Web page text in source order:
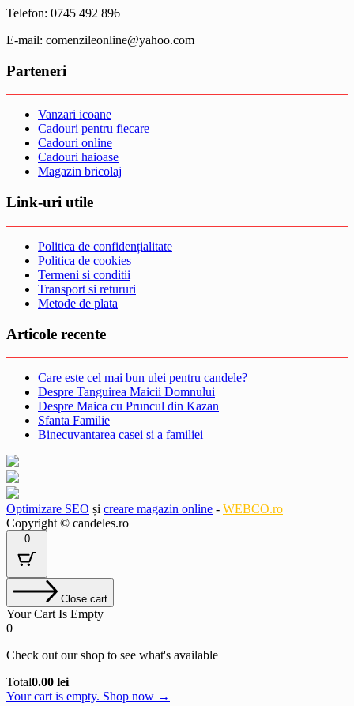
Telefon: 0745 492 896
E-mail: comenzileonline@yahoo.com
Parteneri
Vanzari icoane
Cadouri pentru fiecare
Cadouri online
Cadouri haioase
Magazin bricolaj
Link-uri utile
Politica de confidențialitate
Politica de cookies
Termeni si conditii
Transport si retururi
Metode de plata
Articole recente
Care este cel mai bun ulei pentru candele?
Despre Tanguirea Maicii Domnului
Despre Maica cu Pruncul din Kazan
Sfanta Familie
Binecuvantarea casei si a familiei
Optimizare SEO și creare magazin online - WEBCO.ro
Copyright © candeles.ro
0
Close cart
Your Cart Is Empty
0
Check out our shop to see what's available
Cart
Total:
Total0.00 lei
Your cart is empty. Shop now →